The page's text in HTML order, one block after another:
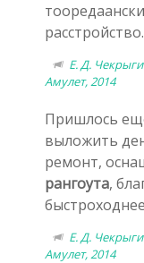
расстройство.
Е. Д.
Амулет, 2014
Пришлось
выложить
ремонт,
рангоута,
Е. Д.
Амулет, 2014